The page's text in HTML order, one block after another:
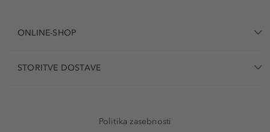
ONLINE-SHOP
STORITVE DOSTAVE
Politika zasebnosti